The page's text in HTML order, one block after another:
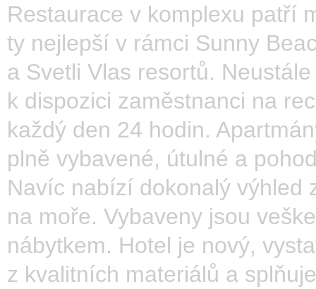
Restaurace v komplexu patří
ty nejlepší v rámci Sunny
a Svetli Vlas resortů.
k dispozici zaměstnanci na
každý den 24 hodin.
plně vybavené, útulné a
Navíc nabízí dokonalý výhled
na moře. Vybaveny jsou
nábytkem. Hotel je nový,
z kvalitních materiálů a